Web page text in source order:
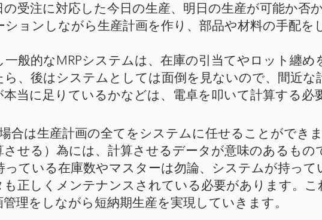
受注に対応した今日の生産、明日の生産が可能か否
ションしながら生産計画を作り、部品や材料の手配を
一般的なMRPシステムは、在庫の引当てやロット纏め
ら、後はシステムとしては面倒を見ないので、間近な
当に足りているかなどは、電卓を叩いて計算する必
合は生産計画の全てをシステムに任せることができ
させる）為には、計算させるデータが意味のあるもの
っている在庫数やマスターは勿論、システムが持っ
も正しくメンテナンスされている必要があります。こ
理をしながら短納期生産を実現していきます。